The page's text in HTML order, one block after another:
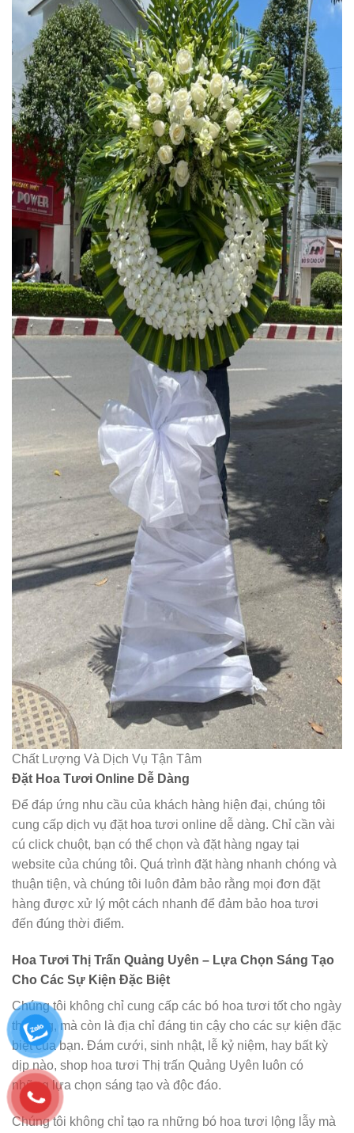
Chất Lượng Và Dịch Vụ Tận Tâm
Đặt Hoa Tươi Online Dễ Dàng
Để đáp ứng nhu cầu của khách hàng hiện đại, chúng tôi
cung cấp dịch vụ đặt hoa tươi online dễ dàng. Chỉ cần vài
cú click chuột, bạn có thể chọn và đặt hàng ngay tại
website của chúng tôi. Quá trình đặt hàng nhanh chóng và
thuận tiện, và chúng tôi luôn đảm bảo rằng mọi đơn đặt
hàng được xử lý một cách nhanh để đảm bảo hoa tươi
đến đúng thời điểm.
Hoa Tươi Thị Trấn Quảng Uyên – Lựa Chọn Sáng Tạo
Cho Các Sự Kiện Đặc Biệt
Chúng tôi không chỉ cung cấp các bó hoa tươi tốt cho ngày
thường, mà còn là địa chỉ đáng tin cậy cho các sự kiện đặc
biệt của bạn. Đám cưới, sinh nhật, lễ kỷ niệm, hay bất kỳ
dịp nào, shop hoa tươi Thị trấn Quảng Uyên luôn có
những lựa chọn sáng tạo và độc đáo.
Chúng tôi không chỉ tạo ra những bó hoa tươi lộng lẫy mà